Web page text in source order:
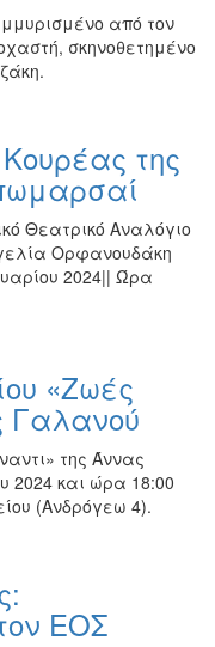
από τον
σκηνοθετημένο
της
Θεατρικό Αναλόγιο
Ορφανουδάκη
2024|| Ώρα
«Ζωές
Γαλανού
της Άννας
2024 και ώρα 18:00
(Ανδρόγεω 4).
ΕΟΣ